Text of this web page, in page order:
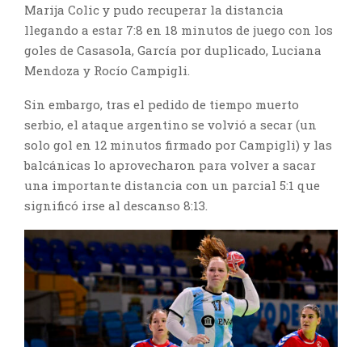
Marija Colic y pudo recuperar la distancia
llegando a estar 7:8 en 18 minutos de juego con los
goles de Casasola, García por duplicado, Luciana
Mendoza y Rocío Campigli.
Sin embargo, tras el pedido de tiempo muerto
serbio, el ataque argentino se volvió a secar (un
solo gol en 12 minutos firmado por Campigli) y las
balcánicas lo aprovecharon para volver a sacar
una importante distancia con un parcial 5:1 que
significó irse al descanso 8:13.